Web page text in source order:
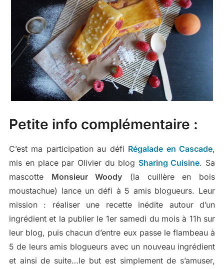
Petite info complémentaire :
C’est ma participation au défi Régalade en Cascade,
mis en place par Olivier du blog Sharing Cuisine. Sa
mascotte Monsieur Woody (la cuillère en bois
moustachue) lance un défi à 5 amis blogueurs. Leur
mission : réaliser une recette inédite autour d’un
ingrédient et la publier le 1er samedi du mois à 11h sur
leur blog, puis chacun d’entre eux passe le flambeau à
5 de leurs amis blogueurs avec un nouveau ingrédient
et ainsi de suite…le but est simplement de s’amuser,